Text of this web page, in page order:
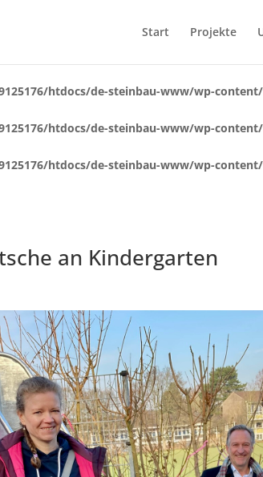
Start Projekte
htdocs/de-steinbau-www/wp-
htdocs/de-steinbau-www/wp-
htdocs/de-steinbau-www/wp-
an Kindergarten